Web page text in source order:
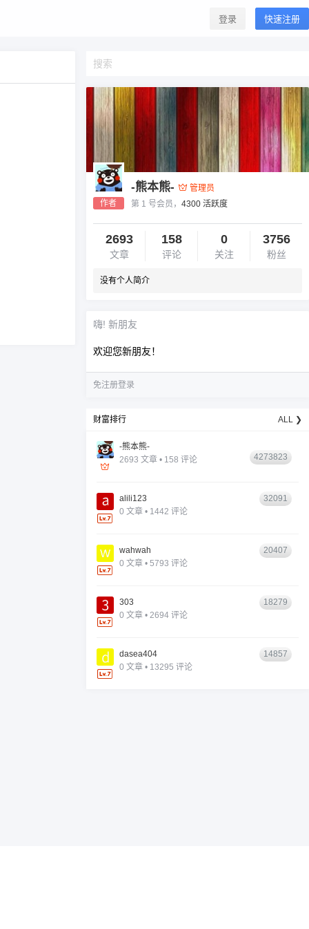
登录 快速注册
作者
-熊本熊-
管理员
第 1 号会员， 4300 活跃度
2693
文章
158
评论
0
关注
3756
粉丝
没有个人简介
嗨! 新朋友
欢迎您新朋友！
免注册登录
财富排行 ALL ❯
-熊本熊-
2693 文章 • 158 评论
4273823
alili123
0 文章 • 1442 评论
32091
wahwah
0 文章 • 5793 评论
20407
303
0 文章 • 2694 评论
18279
dasea404
0 文章 • 13295 评论
14857